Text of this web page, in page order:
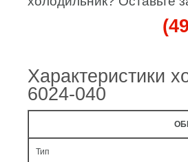
Характеристики
6024-040
Тип